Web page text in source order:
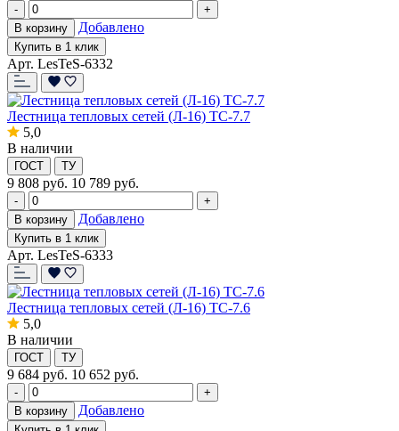
-
+
В корзину
Добавлено
Купить в 1 клик
Арт. LesTeS-6332
Лестница тепловых сетей (Л-16) ТС-7.7
5,0
В наличии
ГОСТ ТУ
9 808 руб. 10 789 руб.
-
+
В корзину
Добавлено
Купить в 1 клик
Арт. LesTeS-6333
Лестница тепловых сетей (Л-16) ТС-7.6
5,0
В наличии
ГОСТ ТУ
9 684 руб. 10 652 руб.
-
+
В корзину
Добавлено